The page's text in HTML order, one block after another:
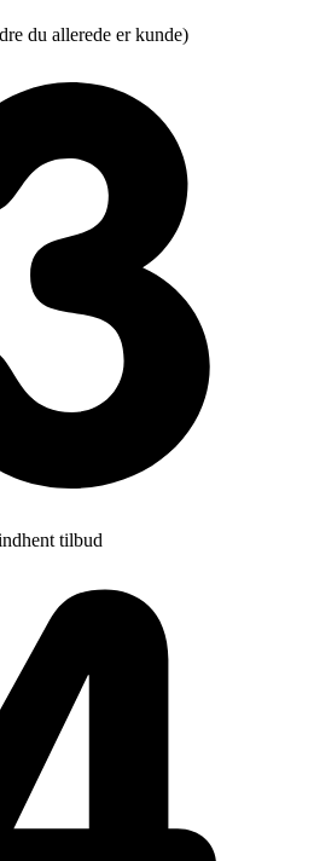
du allerede er kunde)
tilbud